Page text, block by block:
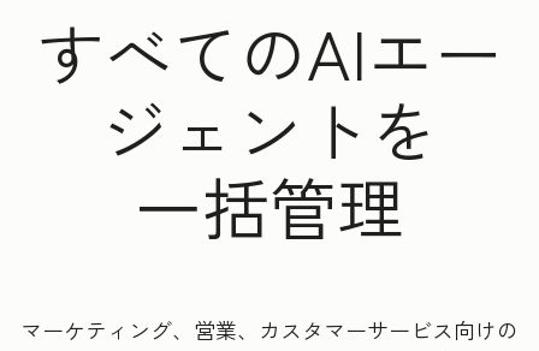
すべてのAIエー
ジェントを
一括管理
マーケティング、営業、カスタマーサービス向けの